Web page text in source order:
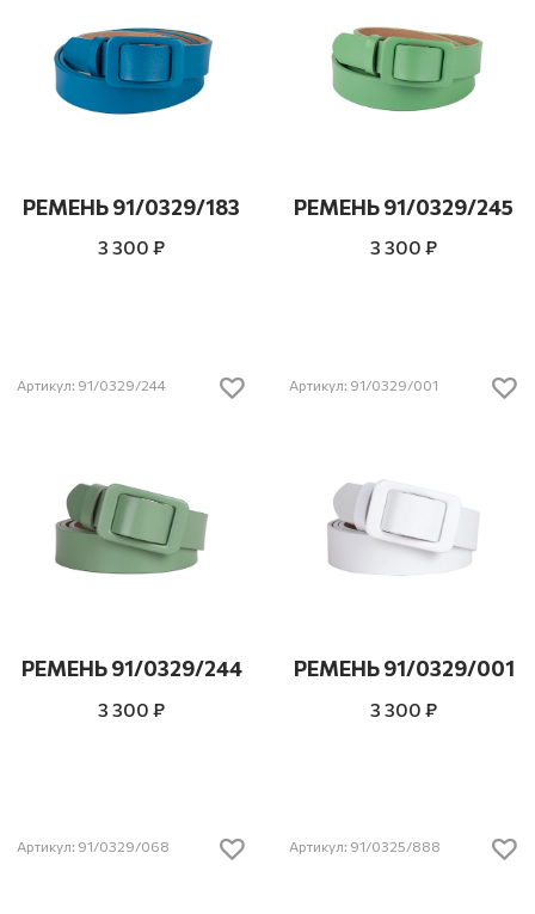
РЕМЕНЬ 91/0329/183
3 300 ₽
РЕМЕНЬ 91/0329/245
3 300 ₽
Артикул: 91/0329/244
РЕМЕНЬ 91/0329/244
3 300 ₽
Артикул: 91/0329/001
РЕМЕНЬ 91/0329/001
3 300 ₽
Артикул: 91/0329/068 Артикул: 91/0325/888